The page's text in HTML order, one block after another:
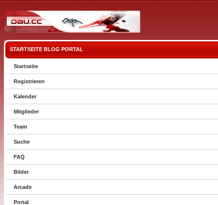
STARTSEITE BLOG PORTAL
Startseite
Registrieren
Kalender
Mitglieder
Team
Suche
FAQ
Bilder
Arcade
Portal